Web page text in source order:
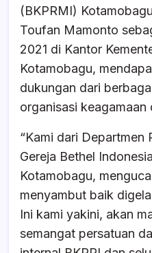
(BKPRMI)
Toufan Mamonto
2021 di Kantor
Kotamobagu,
dukungan dari
organisasi keagamaan
“Kami dari Departmen
Gereja Bethel
Kotamobagu,
menyambut baik
Ini kami yakini, akan
semangat persatuan